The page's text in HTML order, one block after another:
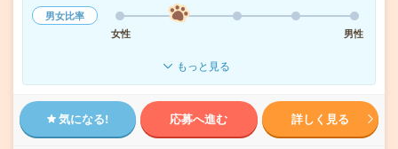
男女比率
女性
男性
もっと見る
気になる! 応募へ進む 詳しく見る